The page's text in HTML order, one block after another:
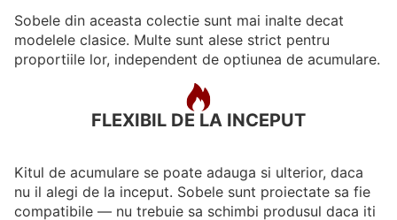
Sobele din aceasta colectie sunt mai inalte decat
modelele clasice. Multe sunt alese strict pentru
proportiile lor, independent de optiunea de acumulare.
FLEXIBIL DE LA INCEPUT
Kitul de acumulare se poate adauga si ulterior, daca
nu il alegi de la inceput. Sobele sunt proiectate sa fie
compatibile — nu trebuie sa schimbi produsul daca iti